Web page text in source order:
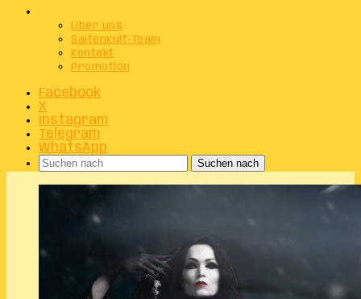
Über uns
SaitenKult-Team
Kontakt
Promotion
Facebook
X
Instagram
Telegram
WhatsApp
Suchen nach